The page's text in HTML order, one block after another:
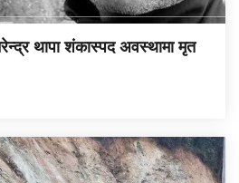
थापा शंकास्पद अवस्थामा मृत